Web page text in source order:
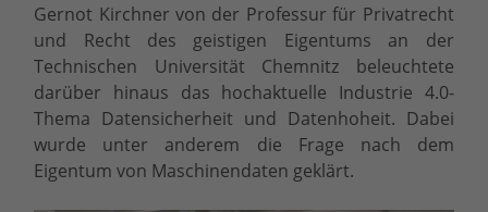
Gernot Kirchner von der Professur für Privatrecht
und Recht des geistigen Eigentums an der
Technischen Universität Chemnitz beleuchtete
darüber hinaus das hochaktuelle Industrie 4.0-
Thema Datensicherheit und Datenhoheit. Dabei
wurde unter anderem die Frage nach dem
Eigentum von Maschinendaten geklärt.